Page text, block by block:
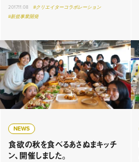
2017.11.08
#クリエイターコラボレーション
#新規事業開発
NEWS
食欲の秋を食べるあさぬまキッチ
ン、開催しました。